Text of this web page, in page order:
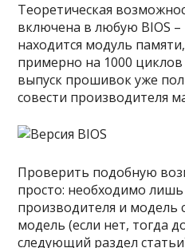
Теоретическая
включена в любую BIOS –
находится модуль
примерно на 1000
выпуск прошивок уже
совести производителя
Проверить подобную
просто: необходимо
производителя и модель
модель (если нет, тогда
следующий раздел